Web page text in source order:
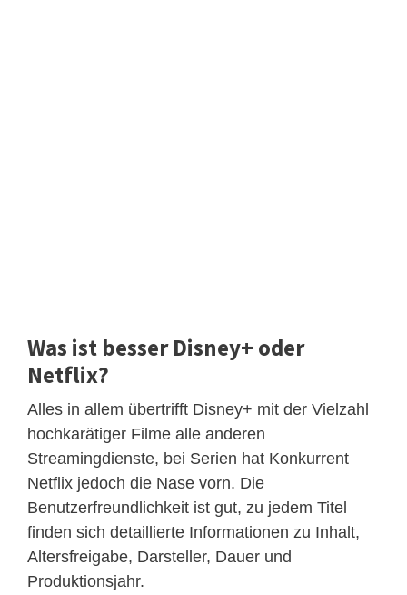
Was ist besser Disney+ oder
Netflix?
Alles in allem übertrifft Disney+ mit der Vielzahl
hochkarätiger Filme alle anderen
Streamingdienste, bei Serien hat Konkurrent
Netflix jedoch die Nase vorn. Die
Benutzerfreundlichkeit ist gut, zu jedem Titel
finden sich detaillierte Informationen zu Inhalt,
Altersfreigabe, Darsteller, Dauer und
Produktionsjahr.